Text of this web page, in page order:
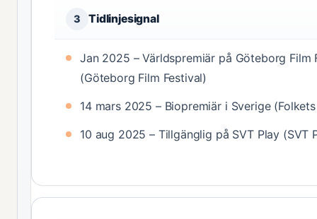
3 Tidlinjesignal
Jan 2025 – Världspremiär på Göteborg Film
(Göteborg Film Festival)
14 mars 2025 – Biopremiär i Sverige
10 aug 2025 – Tillgänglig på SVT Play (SVT